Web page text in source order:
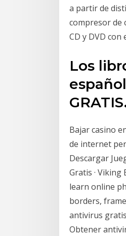
a partir de
compresor de
CD y DVD con
Los
Bajar casino
de internet
Descargar
Gratis ·
learn online
borders,
antivirus
Obtener